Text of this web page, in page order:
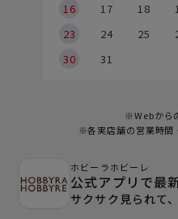
16
17 18
23
24 25
30
31
※Webから
※各実店舗の営業時間
ホビーラホビーレ
公式アプリで最
サクサク見られて